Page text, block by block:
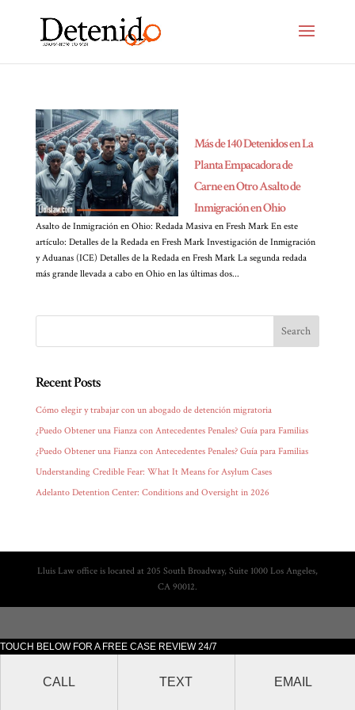
TOUCH BELOW FOR A FREE CASE REVIEW 24/7
CALL TEXT EMAIL
Más de 140 Detenidos en La
Planta Empacadora de
Carne en Otro Asalto de
Inmigración en Ohio
Asalto de Inmigración en Ohio: Redada Masiva en Fresh Mark En este
artículo: Detalles de la Redada en Fresh Mark Investigación de Inmigración
y Aduanas (ICE) Detalles de la Redada en Fresh Mark La segunda redada
más grande llevada a cabo en Ohio en las últimas dos...
Recent Posts
Cómo elegir y trabajar con un abogado de detención migratoria
¿Puedo Obtener una Fianza con Antecedentes Penales? Guía para Familias
¿Puedo Obtener una Fianza con Antecedentes Penales? Guía para Familias
Understanding Credible Fear: What It Means for Asylum Cases
Adelanto Detention Center: Conditions and Oversight in 2026
Lluis Law office is located at 205 South Broadway, Suite 1000 Los Angeles,
CA 90012.